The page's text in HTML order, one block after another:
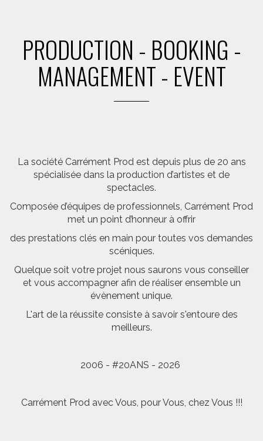
PRODUCTION - BOOKING -
MANAGEMENT - EVENT
La société Carrément Prod est depuis plus de 20 ans
spécialisée dans la production d’artistes et de
spectacles.
Composée d’équipes de professionnels, Carrément Prod
met un point d’honneur à offrir
des prestations clés en main pour toutes vos demandes
scéniques.
Quelque soit votre projet nous saurons vous conseiller
et vous accompagner afin de réaliser ensemble un
évènement unique.
L'art de la réussite consiste à savoir s'entoure des
meilleurs.
2006 - #20ANS - 2026
Carrément Prod avec Vous, pour Vous, chez Vous !!!